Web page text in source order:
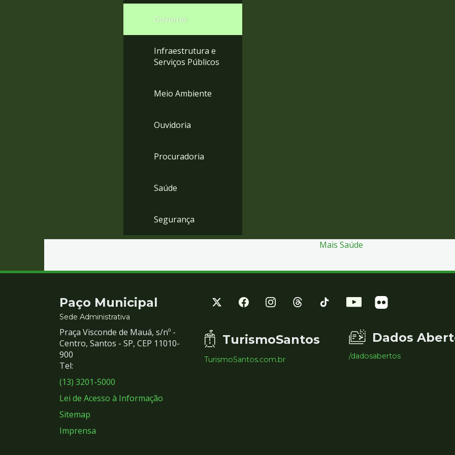
Governo
Infraestrutura e
Serviços Públicos
Meio Ambiente
Ouvidoria
Procuradoria
Saúde
Segurança
Mais Saúde
Contato
e
Redes
Sociais
Paço Municipal
Sede Administrativa
Praça Visconde de Mauá, s/nº -
Centro, Santos - SP, CEP 11010-
900
Tel:
(13) 3201-5000
Lei de Acesso à Informação
Sitemap
Imprensa
TurismoSantos
TurismoSantos.com.br
Dados
/dadosabertos